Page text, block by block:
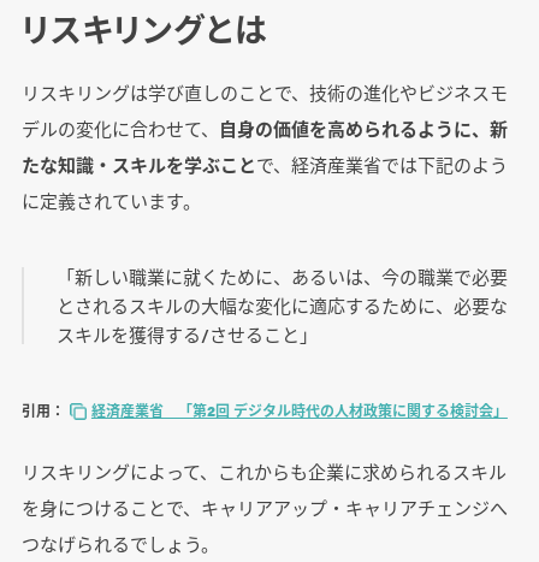
ターへ転職！
まとめ
リスキリングとは
リスキリングは学び直しのことで、技術の進化やビジネスモ
デルの変化に合わせて、 自身の価値を高められるように、新
たな知識・スキルを学ぶことで、経済産業省では下記のよう
に定義されています。
「新しい職業に就くために、あるいは、今の職業で必要
とされるスキルの大幅な変化に適応するために、必要な
スキルを獲得する/させること」
引用： 経済産業省 「第2回 デジタル時代の人材政策に関する検討会」
リスキリングによって、これからも企業に求められるスキル
を身につけることで、キャリアアップ・キャリアチェンジへ
つなげられるでしょう。